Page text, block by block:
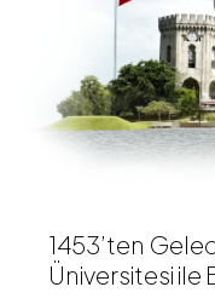
1453’ten
Üniversitesi ile